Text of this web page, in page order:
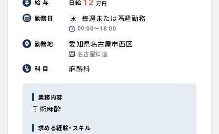
給 与 日給 万円
勤務日 水 毎週または隔週勤務
09:00〜18:00
勤務地 愛知県名古屋市西区
名古屋鉄道
科 目
麻酔科
業務内容
手術麻酔
求める経験・スキル